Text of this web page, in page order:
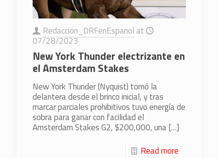
Redaccion_DRFenEspanol at
07/28/2023
New York Thunder electrizante en
el Amsterdam Stakes
New York Thunder (Nyquist) tomó la
delantera desde el brinco inicial, y tras
marcar parciales prohibitivos tuvo energía de
sobra para ganar con facilidad el
Amsterdam Stakes G2, $200,000, una[…]
Read more